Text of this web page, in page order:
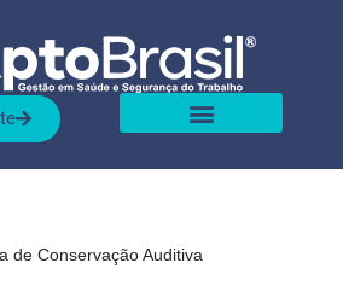
de Conservação Auditiva